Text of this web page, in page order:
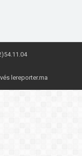
lereporter.ma